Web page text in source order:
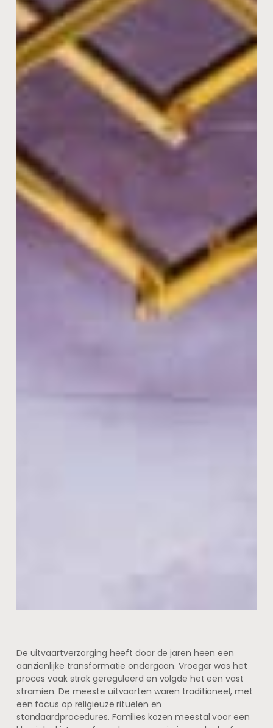
De uitvaartverzorging heeft door de jaren heen een
aanzienlijke transformatie ondergaan. Vroeger was het
proces vaak strak gereguleerd en volgde het een vast
stramien. De meeste uitvaarten waren traditioneel, met
een focus op religieuze rituelen en
standaardprocedures. Families kozen meestal voor een